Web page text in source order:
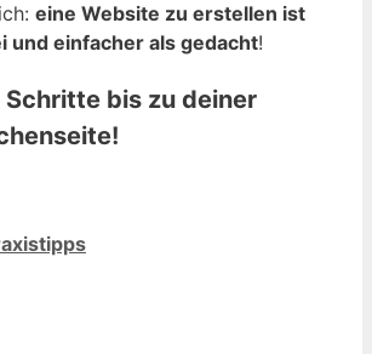
eine Website zu erstellen ist
und einfacher als gedacht!
bis zu deiner